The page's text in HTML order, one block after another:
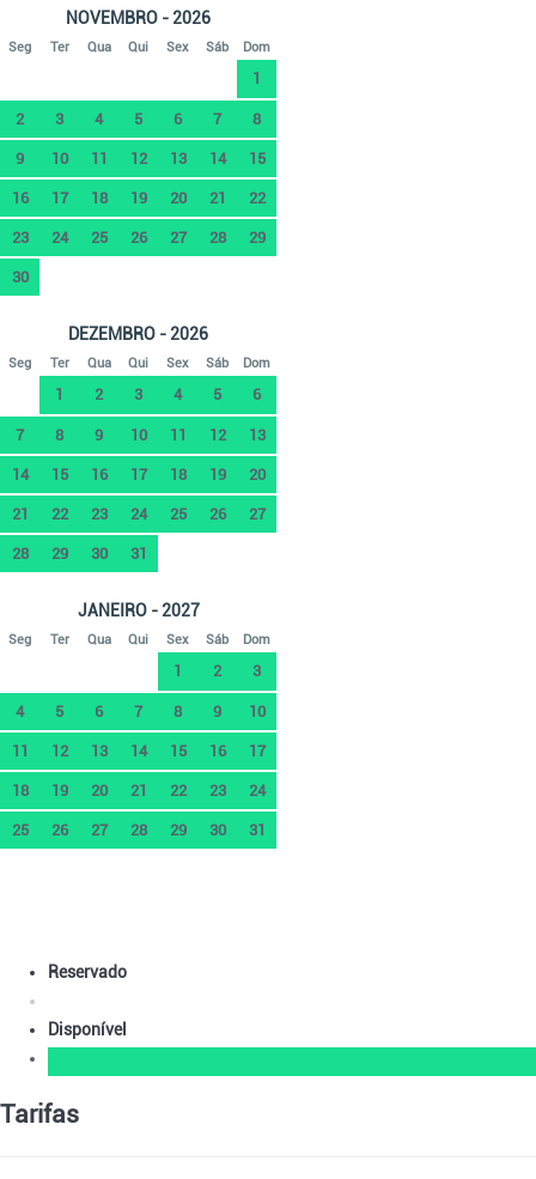
NOVEMBRO - 2026
Seg Ter Qua Qui Sex Sáb Dom
1
2 3 4 5 6 7 8
9 10 11 12 13 14 15
16 17 18 19 20 21 22
23 24 25 26 27 28 29
30
DEZEMBRO - 2026
Seg Ter Qua Qui Sex Sáb Dom
1 2 3 4 5 6
7 8 9 10 11 12 13
14 15 16 17 18 19 20
21 22 23 24 25 26 27
28 29 30 31
JANEIRO - 2027
Seg Ter Qua Qui Sex Sáb Dom
1 2 3
4 5 6 7 8 9 10
11 12 13 14 15 16 17
18 19 20 21 22 23 24
25 26 27 28 29 30 31
Reservado
Disponível
Tarifas